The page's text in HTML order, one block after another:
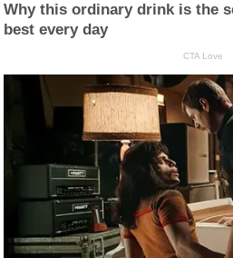
Why this ordinary drink is the
best every day
CTA Love